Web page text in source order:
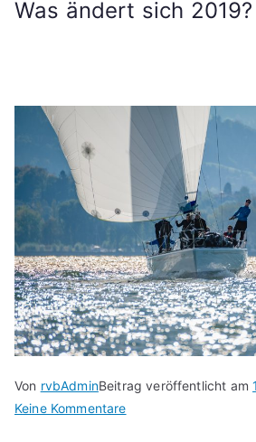
Was ändert sich 2019?
Von rvbAdminBeitrag veröffentlicht am
Keine Kommentarezu